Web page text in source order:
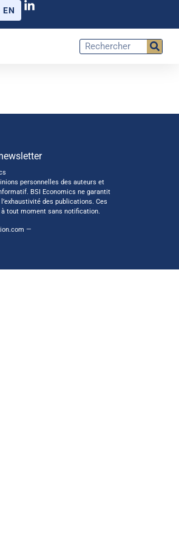
EN
personnelles des auteurs et
BSI Economics ne garantit
des publications. Ces
tout moment sans notification.
—